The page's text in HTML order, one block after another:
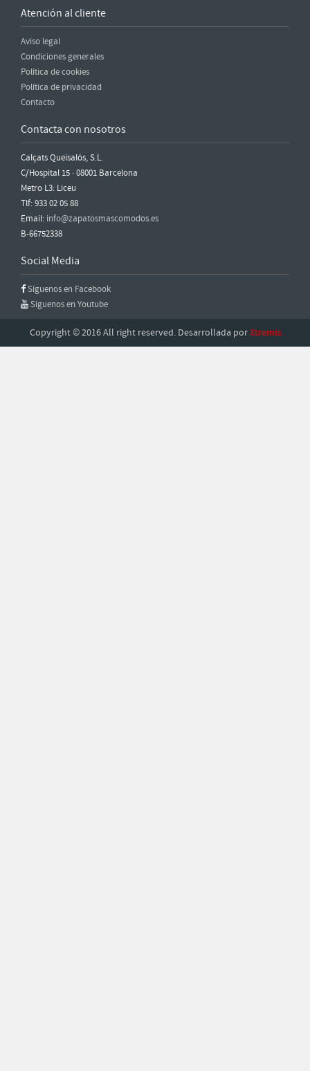
Atención al cliente
Aviso legal
Condiciones generales
Política de cookies
Política de privacidad
Contacto
Contacta con nosotros
Calçats Queisalós, S.L.
C/Hospital 15 · 08001 Barcelona
Metro L3: Liceu
Tlf: 933 02 05 88
Email: info@zapatosmascomodos.es
B-66752338
Social Media
Síguenos en Facebook
Síguenos en Youtube
Copyright © 2016 All right reserved. Desarrollada porXtremis